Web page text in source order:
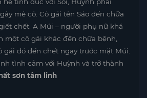
hệ tình dục với Sỏi, Huỳnh phải
mê cô. Cô gái tên Sáo đến chữa
chết. A Múi – người phụ nữ khá
một cô gái khác đến chữa bệnh,
gái đó đến chết ngay trước mặt Múi.
tình cảm với Huỳnh và trở thành
sơn tâm linh